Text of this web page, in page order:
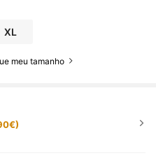
XL
meu tamanho